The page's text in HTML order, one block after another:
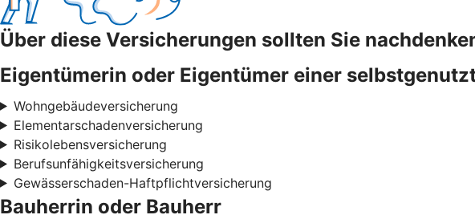
Über diese Versicherungen sollten Sie
Eigentümerin oder Eigentümer einer
Wohngebäudeversicherung
Elementarschadenversicherung
Risikolebensversicherung
Berufsunfähigkeitsversicherung
Gewässerschaden-Haftpflichtversicherung
Bauherrin oder Bauherr